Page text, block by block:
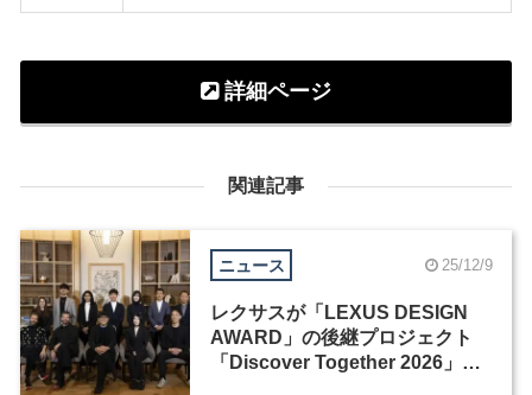
詳細ページ
関連記事
ニュース 25/12/9
レクサスが「LEXUS DESIGN
AWARD」の後継プロジェクト
「Discover Together 2026」を